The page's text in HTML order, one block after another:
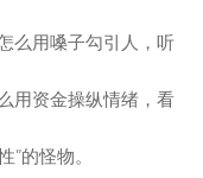
用嗓子勾引人，听
资金操纵情绪，看
的怪物。